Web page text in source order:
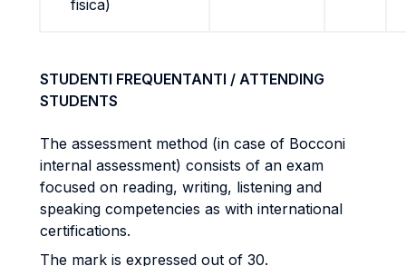
fisica)
STUDENTI FREQUENTANTI / ATTENDING
STUDENTS
The assessment method (in case of Bocconi
internal assessment) consists of an exam
focused on reading, writing, listening and
speaking competencies as with international
certifications.
The mark is expressed out of 30.